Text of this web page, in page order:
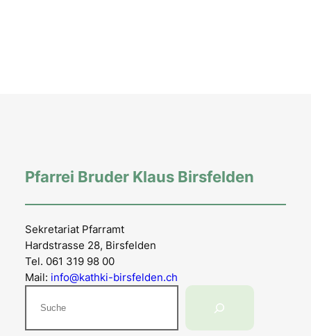
Pfarrei Bruder Klaus Birsfelden
Sekretariat Pfarramt
Hardstrasse 28, Birsfelden
Tel. 061 319 98 00
Mail: info@kathki-birsfelden.ch